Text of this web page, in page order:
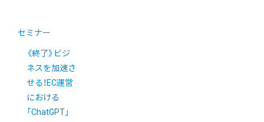
セミナー
《終了》ビジ
ネスを加速さ
せる！EC運営
における
「ChatGPT」